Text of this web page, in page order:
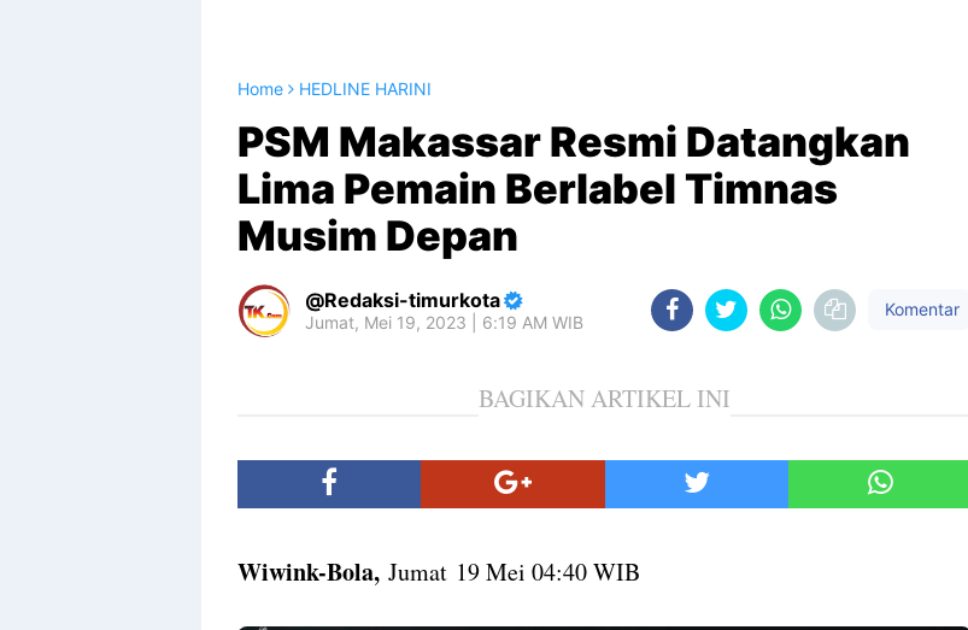
Home HEDLINE HARINI
PSM Makassar Resmi Datangkan
Lima Pemain Berlabel Timnas
Musim Depan
Redaksi-timurkota
Jumat, Mei 19, 2023 | 6:19 AM WIB
Komentar
BAGIKAN ARTIKEL INI
Wiwink-Bola, Jumat 19 Mei 04:40 WIB